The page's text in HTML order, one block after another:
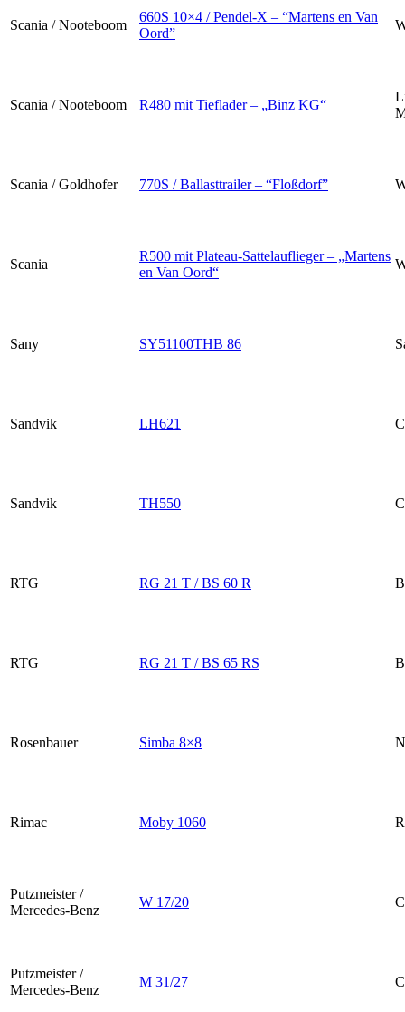
Scania / Nooteboom
660S 10×4 / Pendel-X – “Martens en Van
Oord”
Scania / Nooteboom R480 mit Tieflader – „Binz KG“
Scania / Goldhofer 770S / Ballasttrailer – “Floßdorf”
Scania
R500 mit Plateau-Sattelauflieger – „Martens
en Van Oord“
Sany SY51100THB 86
Sandvik LH621
Sandvik TH550
RTG RG 21 T / BS 60 R
RTG RG 21 T / BS 65 RS
Rosenbauer Simba 8×8
Rimac Moby 1060
Putzmeister /
Mercedes-Benz
W 17/20
Putzmeister /
Mercedes-Benz
M 31/27